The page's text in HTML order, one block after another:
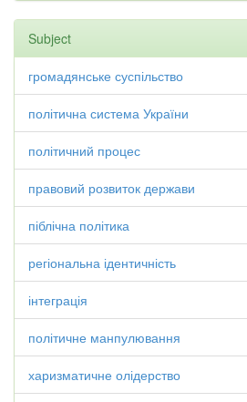
Subject
громадянське суспільство
політична система України
політичний процес
правовий розвиток держави
піблічна політика
регіональна ідентичність
інтеграція
політичне манпулювання
харизматичне олідерство